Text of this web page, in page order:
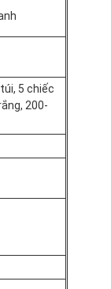
5 chiếc
200-